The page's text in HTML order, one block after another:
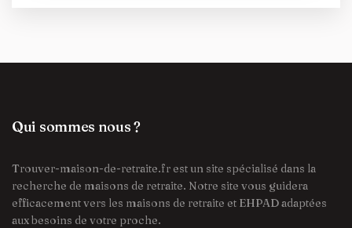
Qui sommes nous ?
Trouver-maison-de-retraite.fr est un site spécialisé dans la
recherche de maisons de retraite. Notre site vous guidera
efficacement vers les maisons de retraite et EHPAD adaptées
aux besoins de votre proche.